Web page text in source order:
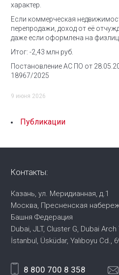
характер.
Если коммерческая
перепродажи, доход от её
даже если оформлена на
Итог: -2,43 млн руб.
Постановление АС ПО от
18967/2025
9 июня 2026
Публикации
Контакты:
Казань, ул. Меридианная, д.1
Москва, Пресненская
Башня Федерация
Dubai, JLT, Cluster G, Dubai
İstanbul, Üsküdar, Yalıboyu Cd.,
8 800 700 8 358